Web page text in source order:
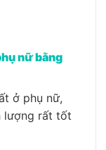
nữ bằng
ở phụ nữ,
lượng rất tốt